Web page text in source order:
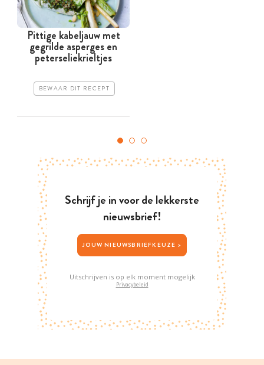
Pittige kabeljauw met
gegrilde asperges en
peterseliekrieltjes
BEWAAR DIT RECEPT
Schrijf je in voor de lekkerste
nieuwsbrief!
JOUW NIEUWSBRIEFKEUZE >
Uitschrijven is op elk moment mogelijk
Privacybeleid